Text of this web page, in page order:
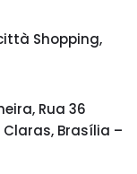
Shopping,
Rua 36
Claras, Brasília –